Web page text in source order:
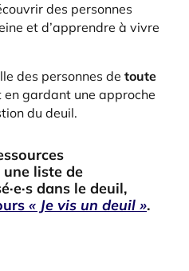
des personnes
et d’apprendre à vivre
des personnes de toute
en gardant une approche
du deuil.
liste de
dans le deuil,
« Je vis un deuil ».